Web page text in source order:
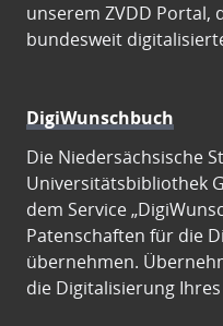
unserem ZVDD Portal,
bundesweit
DigiWunschbuch
Die Niedersächsische
Universitätsbibliothek
dem Service
Patenschaften für die
übernehmen.
die Digitalisierung